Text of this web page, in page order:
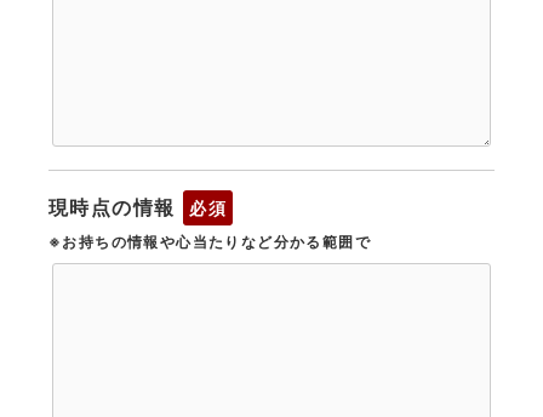
現時点の情報 必須
※お持ちの情報や心当たりなど分かる範囲で